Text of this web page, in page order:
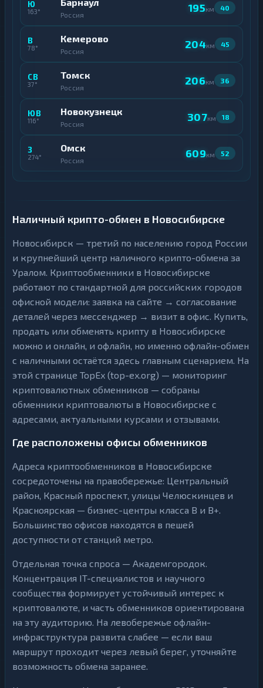
Ю
163° Россия
195км 40
В
78°
Кемерово
Россия
204км 45
СВ
37°
Томск
Россия
206км 36
ЮВ
116°
Новокузнецк
Россия
307км 18
З
274°
Омск
Россия
609км 52
Наличный крипто-обмен в Новосибирске
Новосибирск — третий по населению город России
и крупнейший центр наличного крипто-обмена за
Уралом. Криптообменники в Новосибирске
работают по стандартной для российских городов
офисной модели: заявка на сайте → согласование
деталей через мессенджер → визит в офис. Купить,
продать или обменять крипту в Новосибирске
можно и онлайн, и офлайн, но именно офлайн-обмен
с наличными остаётся здесь главным сценарием. На
этой странице TopEx (top-ex.org) — мониторинг
криптовалютных обменников — собраны
обменники криптовалюты в Новосибирске с
адресами, актуальными курсами и отзывами.
Где расположены офисы обменников
Адреса криптообменников в Новосибирске
сосредоточены на правобережье: Центральный
район, Красный проспект, улицы Челюскинцев и
Красноярская — бизнес-центры класса B и B+.
Большинство офисов находятся в пешей
доступности от станций метро.
Отдельная точка спроса — Академгородок.
Концентрация IT-специалистов и научного
сообщества формирует устойчивый интерес к
криптовалюте, и часть обменников ориентирована
на эту аудиторию. На левобережье офлайн-
инфраструктура развита слабее — если ваш
маршрут проходит через левый берег, уточняйте
возможность обмена заранее.